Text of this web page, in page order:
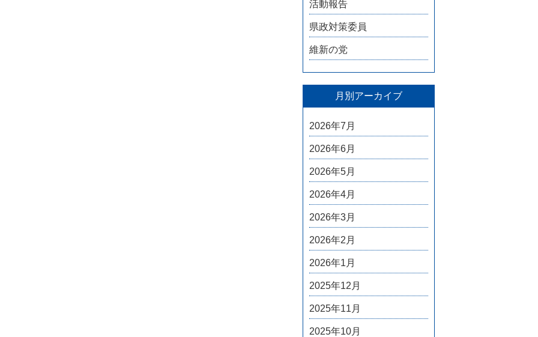
活動報告
県政対策委員
維新の党
月別アーカイブ
2026年7月
2026年6月
2026年5月
2026年4月
2026年3月
2026年2月
2026年1月
2025年12月
2025年11月
2025年10月